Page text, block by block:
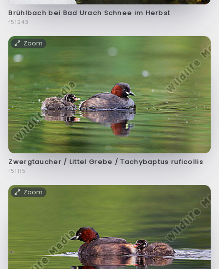
Brühlbach bei Bad Urach Schnee im Herbst
f51243
Zoom
Zwergtaucher / Littel Grebe / Tachybaptus ruficollis
f51115
Zoom